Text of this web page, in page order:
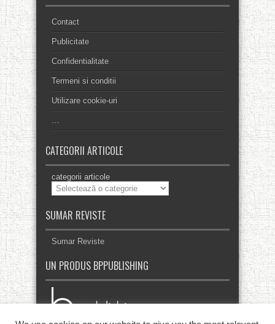
Contact
Publicitate
Confidentialitate
Termeni si conditii
Utilizare cookie-uri
…
CATEGORII ARTICOLE
categorii articole
SUMAR REVISTE
Sumar Reviste
UN PRODUS BPPUBLISHING